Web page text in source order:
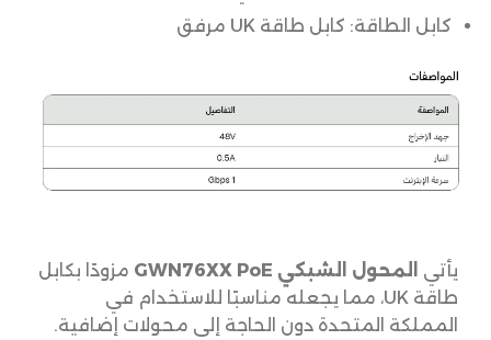
كابل الطاقة: كابل طاقة UK مرفق
يأتي المحول الشبكي GWN76XX PoE
مزودًا بكابل
طاقة UK، مما يجعله مناسبًا للاستخدام في
المملكة المتحدة دون الحاجة إلى محولات إضافية.